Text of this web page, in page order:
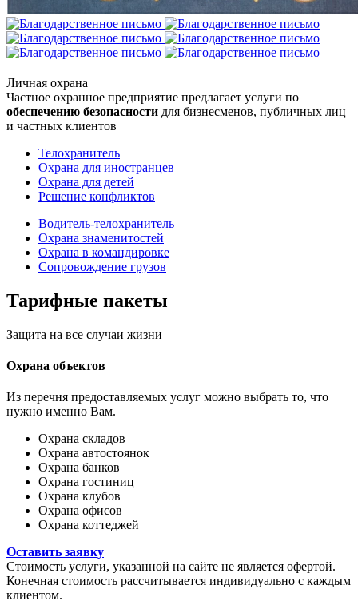
Личная охрана
Частное охранное предприятие предлагает услуги по
обеспечению безопасности для бизнесменов, публичных лиц
и частных клиентов
Телохранитель
Охрана для иностранцев
Охрана для детей
Решение конфликтов
Водитель-телохранитель
Охрана знаменитостей
Охрана в командировке
Сопровождение грузов
Тарифные пакеты
Защита на все случаи жизни
Охрана объектов
Из перечня предоставляемых услуг можно выбрать то, что
нужно именно Вам.
Охрана складов
Охрана автостоянок
Охрана банков
Охрана гостиниц
Охрана клубов
Охрана офисов
Охрана коттеджей
Оставить заявку
Стоимость услуги, указанной на сайте не является офертой.
Конечная стоимость рассчитывается индивидуально с каждым
клиентом.